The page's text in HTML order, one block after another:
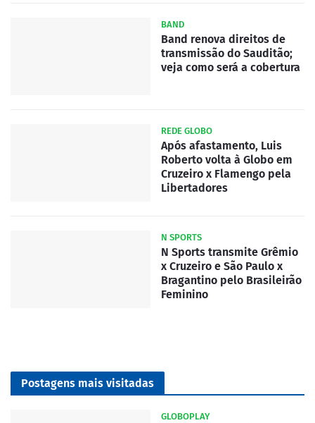
BAND
Band renova direitos de
transmissão do Sauditão;
veja como será a cobertura
REDE GLOBO
Após afastamento, Luis
Roberto volta à Globo em
Cruzeiro x Flamengo pela
Libertadores
N SPORTS
N Sports transmite Grêmio
x Cruzeiro e São Paulo x
Bragantino pelo Brasileirão
Feminino
Postagens mais visitadas
GLOBOPLAY